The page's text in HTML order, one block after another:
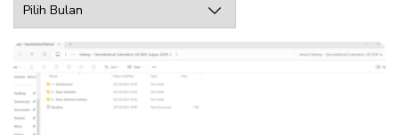
Web